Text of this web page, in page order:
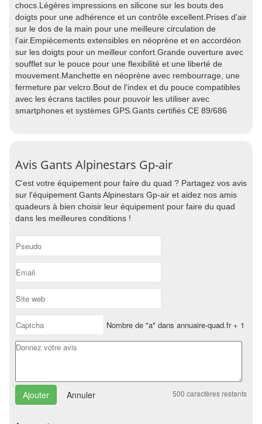
chocs.Légères impressions en silicone sur les bouts des
doigts pour une adhérence et un contrôle excellent.Prises d'air
sur le dos de la main pour une meilleure circulation de
l'air.Empiècements extensibles en néoprène et en accordéon
sur les doigts pour un meilleur confort.Grande ouverture avec
soufflet sur le pouce pour une flexibilité et une liberté de
mouvement.Manchette en néoprène avec rembourrage, une
fermeture par velcro.Bout de l'index et du pouce compatibles
avec les écrans tactiles pour pouvoir les utiliser avec
smartphones et systèmes GPS.Gants certifiés CE 89/686
Avis Gants Alpinestars Gp-air
C'est votre équipement pour faire du quad ? Partagez vos avis
sur l'équipement Gants Alpinestars Gp-air et aidez nos amis
quadeurs à bien choisir leur équipement pour faire du quad
dans les meilleures conditions !
Nombre de "a" dans annuaire-quad.fr + 1
Annuler 500 caractères restants